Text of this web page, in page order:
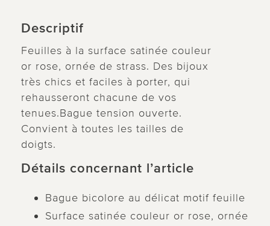
Descriptif
Feuilles à la surface satinée couleur
or rose, ornée de strass. Des bijoux
très chics et faciles à porter, qui
rehausseront chacune de vos
tenues.Bague tension ouverte.
Convient à toutes les tailles de
doigts.
Détails concernant l’article
Bague bicolore au délicat motif feuille
Surface satinée couleur or rose, ornée